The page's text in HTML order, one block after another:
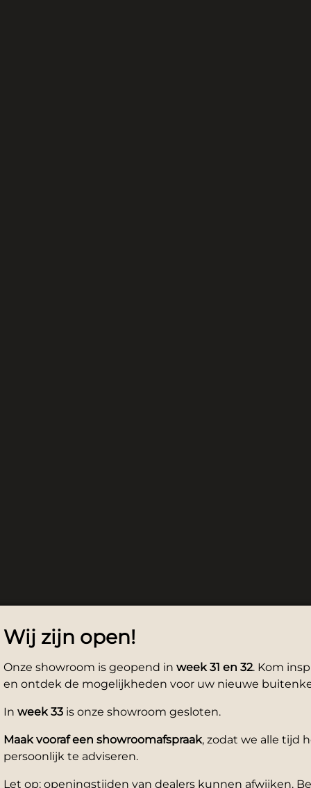
Wij zijn open!
Onze showroom is geopend in week 31 en 32. Kom
en ontdek de mogelijkheden voor uw nieuwe
In week 33 is onze showroom gesloten.
Maak vooraf een showroomafspraak, zodat we alle tijd
persoonlijk te adviseren.
Let op; openingstijden van dealers kunnen afwijken.